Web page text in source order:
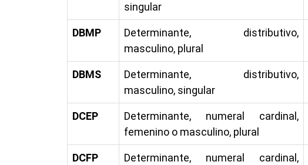
singular
DBMP
Determinante, distributivo,
masculino, plural
DBMS
Determinante, distributivo,
masculino, singular
DCEP
Determinante, numeral cardinal,
femenino o masculino, plural
DCFP
Determinante, numeral cardinal,